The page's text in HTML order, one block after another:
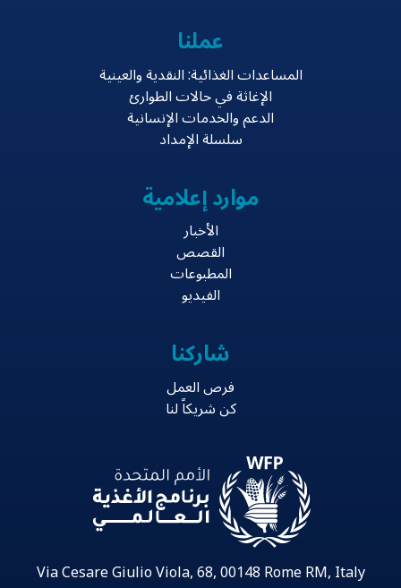
عملنا
المساعدات الغذائية: النقدية والعينية
الإغاثة في حالات الطوارئ
الدعم والخدمات الإنسانية
سلسلة الإمداد
موارد إعلامية
الأخبار
القصص
المطبوعات
الفيديو
شاركنا
فرص العمل
كن شريكاً لنا
Via Cesare Giulio Viola, 68, 00148 Rome RM, Italy